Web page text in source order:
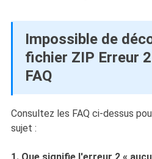
Impossible de
fichier ZIP Erreur
FAQ
Consultez les FAQ ci-dessus
sujet :
1. Que signifie l'erreur 2 «